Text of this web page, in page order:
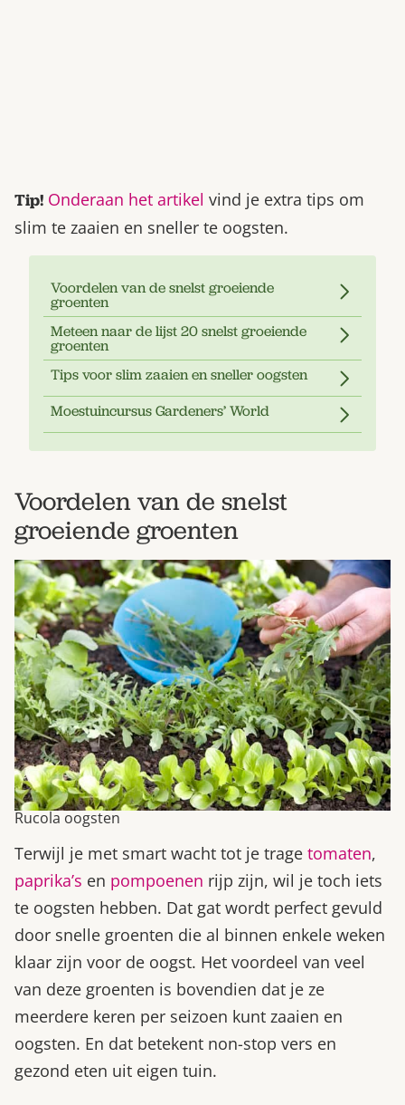
Tip! Onderaan het artikel vind je extra tips om
slim te zaaien en sneller te oogsten.
Voordelen van de snelst groeiende
groenten
Meteen naar de lijst 20 snelst groeiende
groenten
Tips voor slim zaaien en sneller oogsten
Moestuincursus Gardeners’ World
Voordelen van de snelst
groeiende groenten
Rucola oogsten
Terwijl je met smart wacht tot je trage tomaten,
paprika’s en pompoenen rijp zijn, wil je toch iets
te oogsten hebben. Dat gat wordt perfect gevuld
door snelle groenten die al binnen enkele weken
klaar zijn voor de oogst. Het voordeel van veel
van deze groenten is bovendien dat je ze
meerdere keren per seizoen kunt zaaien en
oogsten. En dat betekent non-stop vers en
gezond eten uit eigen tuin.